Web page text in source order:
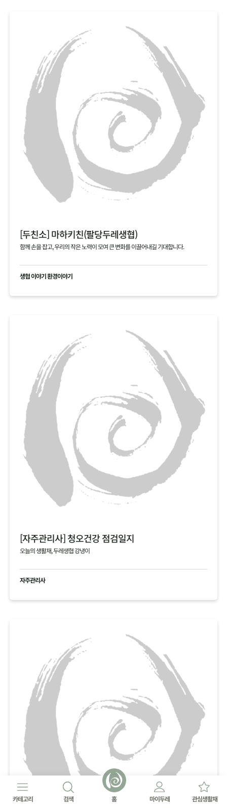
[두친소] 마하키친(팔당두레생협)
함께 손을 잡고, 우리의 작은 노력이 모여 큰 변화를 이끌어내길 기대합니다.
생협 이야기 환경이야기
[자주관리사] 청오건강 점검일지
오늘의 생활재, 두레생협 강냉이
자주관리사
카테고리 검색 홈 마이두레 관심생활재